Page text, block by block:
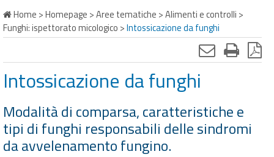
Home >Homepage >Aree tematiche >Alimenti e controlli >
Funghi: ispettorato micologico >Intossicazione da funghi
Intossicazione da funghi
Modalità di comparsa, caratteristiche e
tipi di funghi responsabili delle sindromi
da avvelenamento fungino.